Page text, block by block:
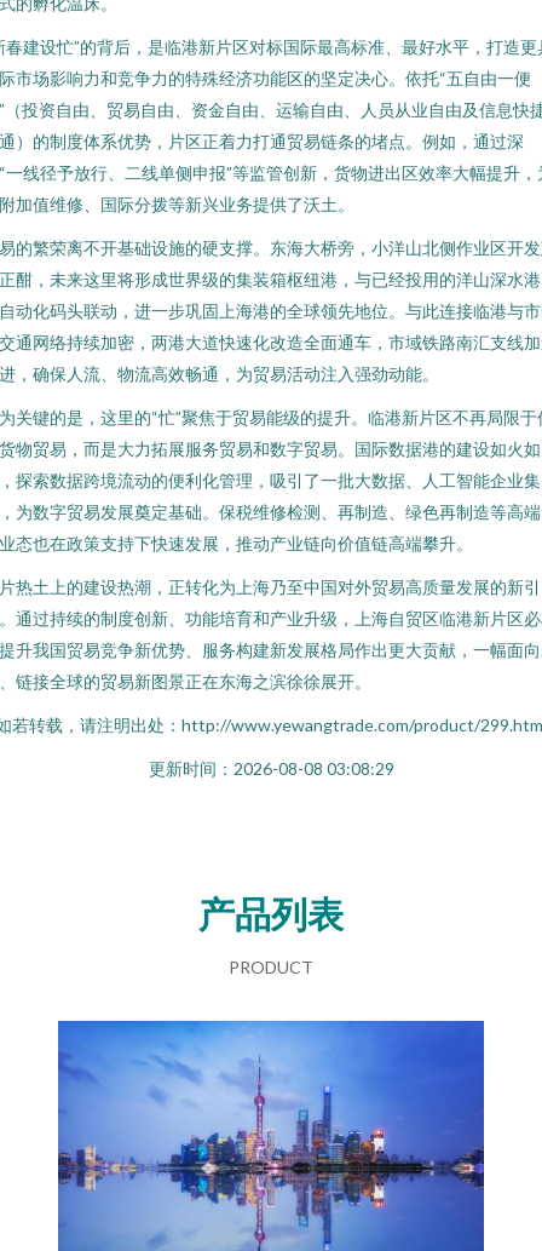
春建设忙”的背后，是临港新片区对标国际最高标准、最好水平，打造更
市场影响力和竞争力的特殊经济功能区的坚定决心。依托“五自由一便
（投资自由、贸易自由、资金自由、运输自由、人员从业自由及信息快
）的制度体系优势，片区正着力打通贸易链条的堵点。例如，通过深
一线径予放行、二线单侧申报”等监管创新，货物进出区效率大幅提升，
加值维修、国际分拨等新兴业务提供了沃土。
的繁荣离不开基础设施的硬支撑。东海大桥旁，小洋山北侧作业区开
酣，未来这里将形成世界级的集装箱枢纽港，与已经投用的洋山深水
动化码头联动，进一步巩固上海港的全球领先地位。与此连接临港与
通网络持续加密，两港大道快速化改造全面通车，市域铁路南汇支线
，确保人流、物流高效畅通，为贸易活动注入强劲动能。
关键的是，这里的“忙”聚焦于贸易能级的提升。临港新片区不再局限于
物贸易，而是大力拓展服务贸易和数字贸易。国际数据港的建设如火如
探索数据跨境流动的便利化管理，吸引了一批大数据、人工智能企业集
为数字贸易发展奠定基础。保税维修检测、再制造、绿色再制造等高
态也在政策支持下快速发展，推动产业链向价值链高端攀升。
热土上的建设热潮，正转化为上海乃至中国对外贸易高质量发展的新引
通过持续的制度创新、功能培育和产业升级，上海自贸区临港新片区
升我国贸易竞争新优势、服务构建新发展格局作出更大贡献，一幅面
链接全球的贸易新图景正在东海之滨徐徐展开。
若转载，请注明出处：http://www.yewangtrade.com/product/
更新时间：2026-08-08 03:08:29
产品列表
PRODUCT